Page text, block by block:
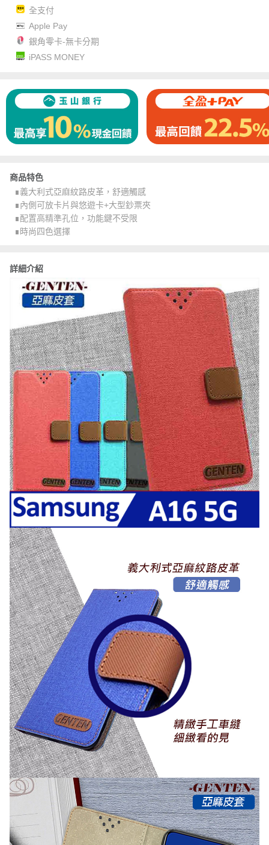
全支付
Apple Pay
銀角零卡-無卡分期
iPASS MONEY
商品特色
∎義大利式亞麻紋路皮革，舒適觸感
∎內側可放卡片與悠遊卡+大型鈔票夾
∎配置高精準孔位，功能鍵不受限
∎時尚四色選擇
詳細介紹